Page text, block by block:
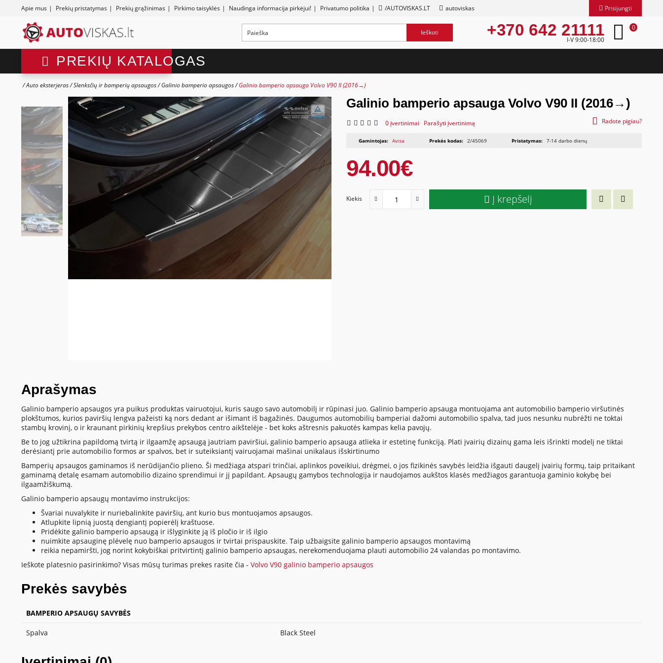
Apie mus | Prekių pristatymas | Prekių grąžinimas | Pirkimo taisyklės | Naudinga informacija pirkėjui! | Privatumo politika | /AUTOVISKAS.LT autoviskas Prisijungti
Ieškoti +370 642 21111
I-V 9:00-18:00
0
PREKIŲ KATALOGAS
Auto eksterjeras Slenksčių ir bamperių apsaugos Galinio bamperio apsaugos Galinio bamperio apsauga Volvo V90 II (2016→)
Galinio bamperio apsauga Volvo V90 II (2016→)
0 įvertinimai Parašyti įvertinimą Radote pigiau?
Gamintojas: Avisa Prekės kodas: 2/45069 Pristatymas: 7-14 darbo dienų
94.00€
Kiekis Į krepšelį
Aprašymas
Galinio bamperio apsaugos yra puikus produktas vairuotojui, kuris saugo savo automobilį ir rūpinasi juo. Galinio bamperio apsauga montuojama ant automobilio bamperio viršutinės
plokštumos, kurios paviršių lengva pažeisti ką nors dedant ar išimant iš bagažinės. Daugumos automobilių bamperiai dažomi automobilio spalva, tad juos nesunku nubrėžti ne toktai
stambų krovinį, o ir kraunant pirkinių krepšius prekybos centro aikštelėje - bet koks aštresnis pakuotės kampas kelia pavojų.
Be to jog užtikrina papildomą tvirtą ir ilgaamžę apsaugą jautriam paviršiui, galinio bamperio apsauga atlieka ir estetinę funkciją. Plati įvairių dizainų gama leis išrinkti modelį ne tiktai
derėsiantį prie automobilio formos ar spalvos, bet ir suteiksiantį vairuojamai mašinai unikalaus išskirtinumo
Bamperių apsaugos gaminamos iš nerūdijančio plieno. Ši medžiaga atspari trinčiai, aplinkos poveikiui, drėgmei, o jos fizikinės savybės leidžia išgauti daugelį įvairių formų, taip pritaikant
gaminamą detalę esamam automobilio dizaino sprendimui ir jį papildant. Apsaugų gamybos technologija ir naudojamos aukštos klasės medžiagos garantuoja gaminio kokybę bei
ilgaamžiškumą.
Galinio bamperio apsaugų montavimo instrukcijos:
Švariai nuvalykite ir nuriebalinkite paviršių, ant kurio bus montuojamos apsaugos.
Atlupkite lipnią juostą dengiantį popierėlį kraštuose.
Pridėkite galinio bamperio apsaugą ir išlyginkite ją iš pločio ir iš ilgio
nuimkite apsauginę plėvelę nuo bamperio apsaugos ir tvirtai prispauskite. Taip užbaigsite galinio bamperio apsaugos montavimą
reikia nepamiršti, jog norint kokybiškai pritvirtintį galinio bamperio apsaugas, nerekomenduojama plauti automobilio 24 valandas po montavimo.
Ieškote platesnio pasirinkimo? Visas mūsų turimas prekes rasite čia - Volvo V90 galinio bamperio apsaugos
Prekės savybės
BAMPERIO APSAUGŲ SAVYBĖS
Spalva Black Steel